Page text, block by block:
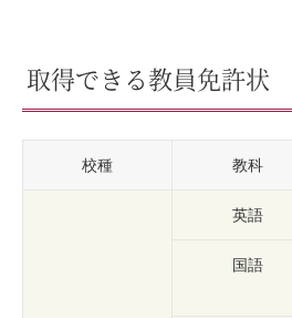
取得できる教員免許状
校種 教科
英語
国語